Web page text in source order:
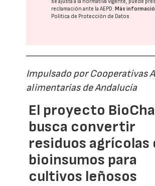
reclamación ante laAEPD.Más
Política de Protección de Datos
Impulsado por Cooperativas
alimentarias de Andalucía
El proyecto
busca convertir
residuos agrícolas
bioinsumos para
cultivos leñosos